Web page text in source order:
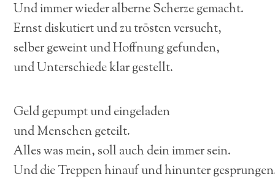
Und immer wieder alberne Scherze gemacht.
Ernst diskutiert und zu trösten versucht,
selber geweint und Hoffnung gefunden,
und Unterschiede klar gestellt.
Geld gepumpt und eingeladen
und Menschen geteilt.
Alles was mein, soll auch dein immer sein.
Und die Treppen hinauf und hinunter